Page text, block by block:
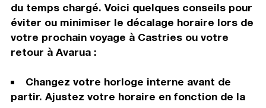
du temps chargé. Voici quelques conseils pour
éviter ou minimiser le décalage horaire lors de
votre prochain voyage à Castries ou votre
retour à Avarua :
Changez votre horloge interne avant de
partir. Ajustez votre horaire en fonction de la